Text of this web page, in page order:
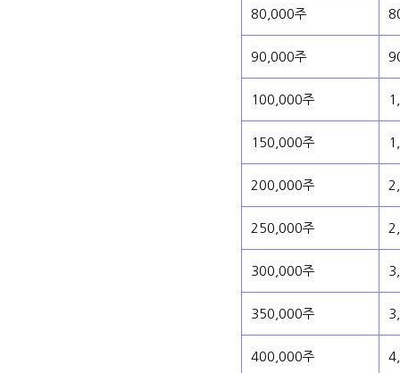
80,000주
90,000주
100,000주
150,000주
200,000주
250,000주
300,000주
350,000주
400,000주